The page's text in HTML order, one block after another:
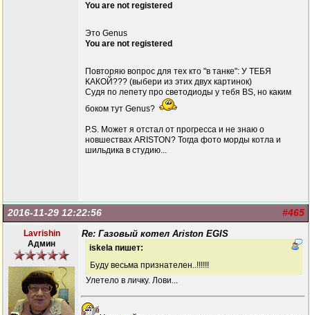
You are not registered
Это Genus
You are not registered
Повторяю вопрос для тех кто "в танке": У ТЕБЯ
КАКОЙ??? (выбери из этих двух картинок)
Судя по лепету про светодиоды у тебя BS, но каким
боком тут Genus?
P.S. Может я отстал от прогресса и не знаю о
новшествах ARISTON? Тогда фото морды котла и
шильдика в студию...
#465
2016-11-29 12:22:56
Lavrishin
Админ
Re: Газовый котел Ariston EGIS
iskela пишет:
Буду весьма признателен..!!!!!!
Улетело в личку. Лови...